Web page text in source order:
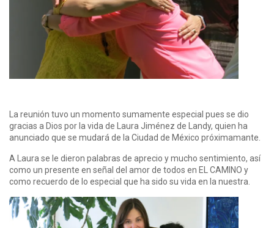
La reunión tuvo un momento sumamente especial pues se dio
gracias a Dios por la vida de Laura Jiménez de Landy, quien ha
anunciado que se mudará de la Ciudad de México próximamante.
A Laura se le dieron palabras de aprecio y mucho sentimiento, así
como un presente en señal del amor de todos en EL CAMINO y
como recuerdo de lo especial que ha sido su vida en la nuestra.